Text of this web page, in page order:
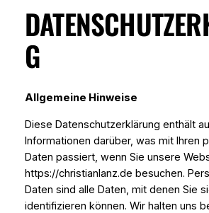
G
Allgemeine Hinweise
Diese Datenschutzerklärung enthält
Informationen darüber, was mit Ihren
Daten passiert, wenn Sie unsere
https://christianlanz.de besuchen.
Daten sind alle Daten, mit denen Sie
identifizieren können. Wir halten uns